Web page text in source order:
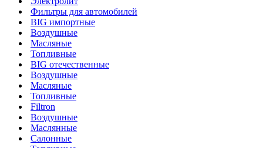
Фильтры для автомобилей
BIG импортные
Воздушные
Масляные
Топливные
BIG отечественные
Воздушные
Масляные
Топливные
Filtron
Воздушные
Маслянные
Салонные